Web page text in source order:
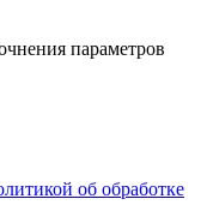
параметров
об обработке